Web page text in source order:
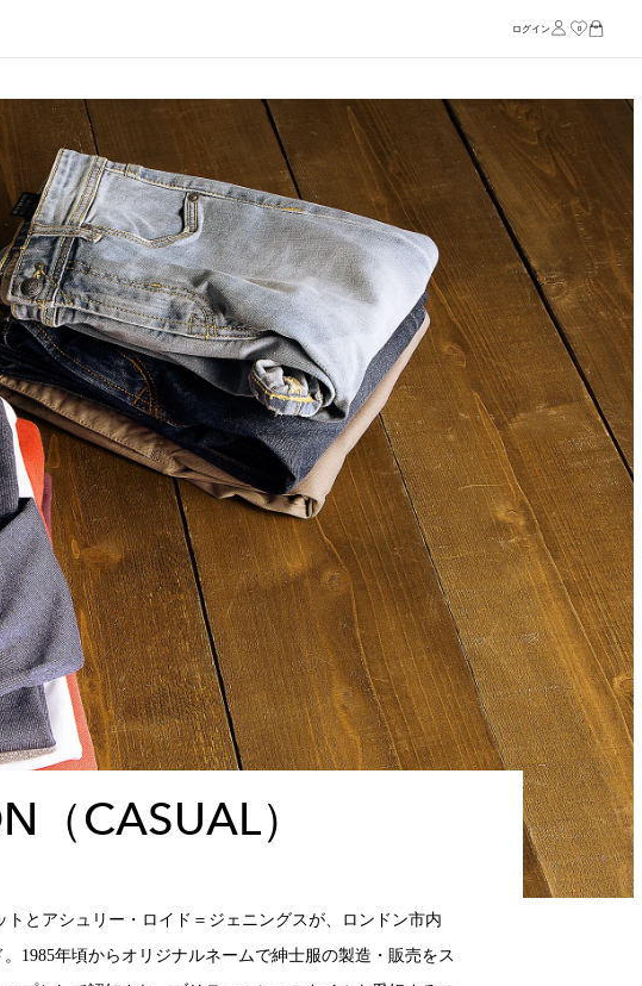
ログイン 0
（CASUAL）
とアシュリー・ロイド＝ジェニングスが、ロンドン市内
1985年頃からオリジナルネームで紳士服の製造・販売をス